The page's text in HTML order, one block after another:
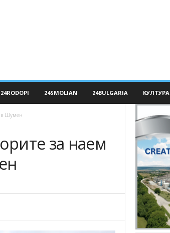
24RODOPI 24SMOLIAN 24BULGARIA КУЛТУРА
в Шумен
за наем